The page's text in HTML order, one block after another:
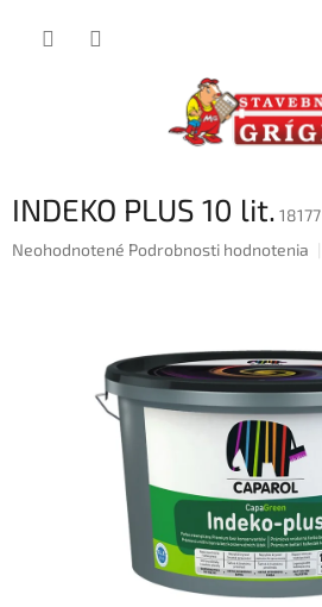
INDEKO PLUS 10 lit. 18177
Priemerné
Neohodnotené Podrobnosti hodnotenia